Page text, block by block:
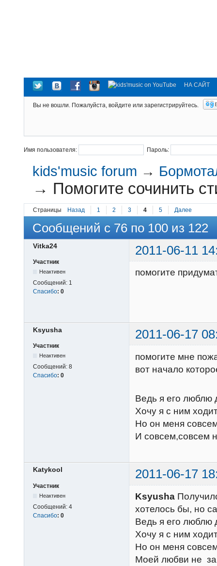
НА САЙТ
Вы не вошли. Пожалуйста, войдите или зарегистрируйтесь.
Имя пользователя: Пароль:
kids'music forum →
→ Помогите сочинить
Страницы Назад 1 2 3 4 5 Далее
Сообщений с 76 по 100 из 122
Vitka24 2011-06-11
Участник
Неактивен
Сообщений: 1
Спасибо: 0
помогите
Ksyusha 2011-06-17
Участник
Неактивен
Сообщений: 8
Спасибо: 0
помогите мне
вот начало
Ведь я его люблю
Хочу я с ним
Но он меня
И совсем,совсем
Katykool 2011-06-17
Участник
Неактивен
Сообщений: 4
Спасибо: 0
Ksyusha
хотелось бы, но
Ведь я его люблю
Хочу я с ним
Но он меня
Моей любви не